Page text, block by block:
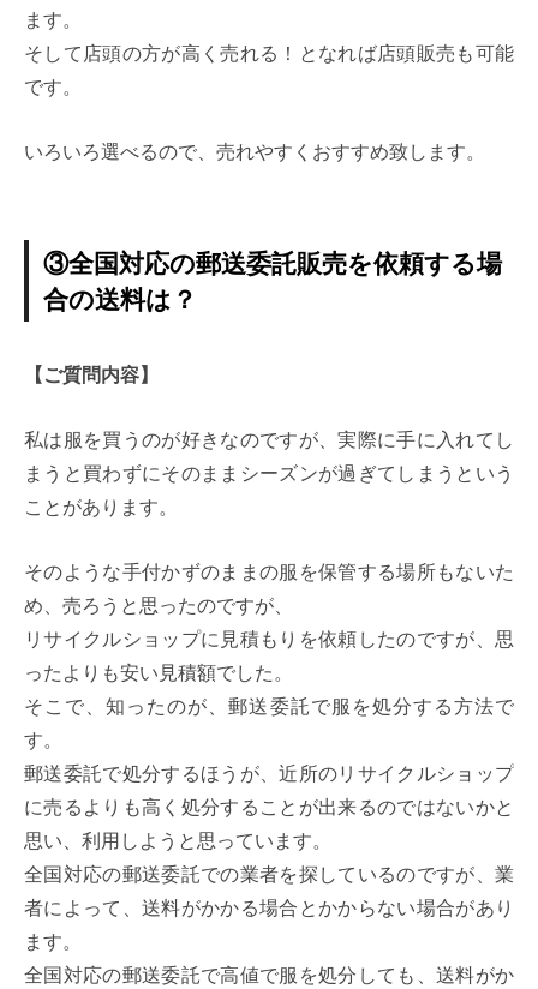
ます。
そして店頭の方が高く売れる！となれば店頭販売も可能
です。
いろいろ選べるので、売れやすくおすすめ致します。
③全国対応の郵送委託販売を依頼する場
合の送料は？
【ご質問内容】
私は服を買うのが好きなのですが、実際に手に入れてし
まうと買わずにそのままシーズンが過ぎてしまうという
ことがあります。
そのような手付かずのままの服を保管する場所もないた
め、売ろうと思ったのですが、
リサイクルショップに見積もりを依頼したのですが、思
ったよりも安い見積額でした。
そこで、知ったのが、郵送委託で服を処分する方法で
す。
郵送委託で処分するほうが、近所のリサイクルショップ
に売るよりも高く処分することが出来るのではないかと
思い、利用しようと思っています。
全国対応の郵送委託での業者を探しているのですが、業
者によって、送料がかかる場合とかからない場合があり
ます。
全国対応の郵送委託で高値で服を処分しても、送料がか